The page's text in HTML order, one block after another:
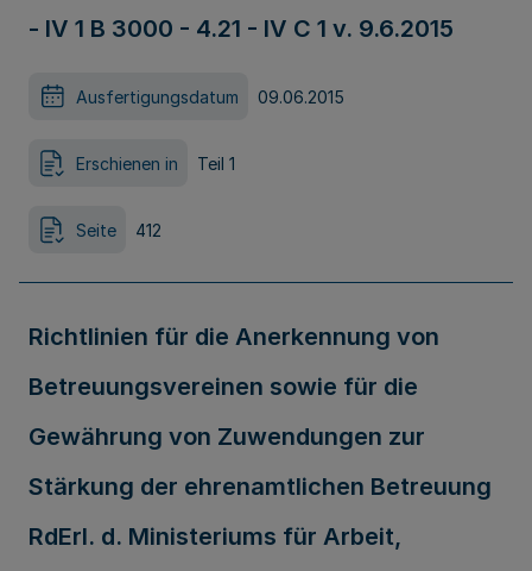
- IV 1 B 3000 - 4.21 - IV C 1 v. 9.6.2015
Ausfertigungsdatum 09.06.2015
Erschienen in Teil 1
Seite 412
Richtlinien für die Anerkennung von
Betreuungsvereinen sowie für die
Gewährung von Zuwendungen zur
Stärkung der ehrenamtlichen Betreuung
RdErl. d. Ministeriums für Arbeit,